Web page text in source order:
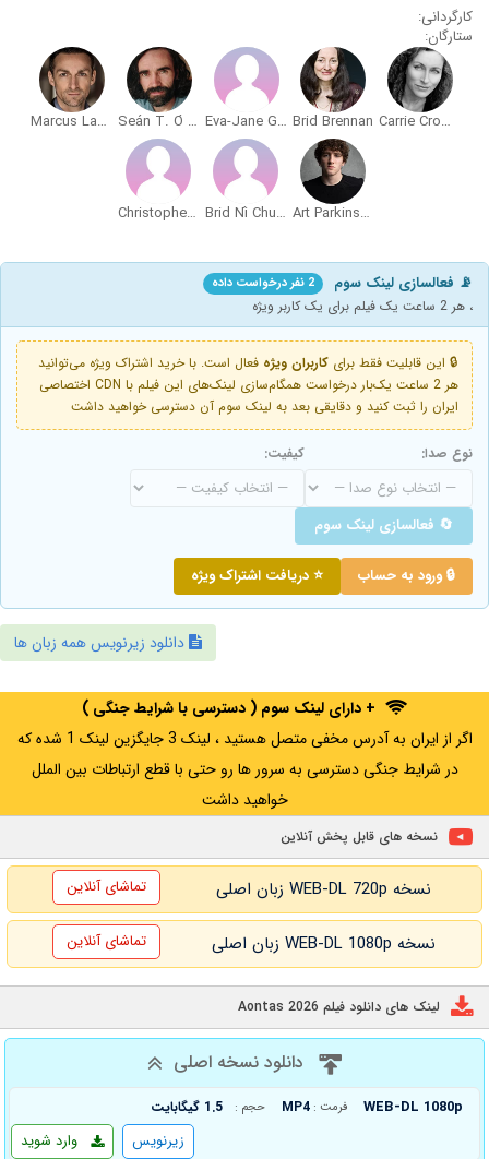
کارگردانی:
ستارگان:
Carrie Crowley
Brid Brennan
Eva-Jane Gaffney
Seán T. Ó Meallaigh
Marcus Lamb
Art Parkinson
Brid Ní Chumhaill
Christopher Grant
📡 فعالسازی لینک سوم 2 نفر درخواست داده
، هر 2 ساعت یک فیلم برای یک کاربر ویژه
🔒 این قابلیت فقط برای کاربران ویژه فعال است. با خرید اشتراک ویژه می‌توانید
هر 2 ساعت یک‌بار درخواست همگام‌سازی لینک‌های این فیلم با CDN اختصاصی
ایران را ثبت کنید و دقایقی بعد به لینک سوم آن دسترسی خواهید داشت
نوع صدا: کیفیت:
🔄 فعالسازی لینک سوم
🔒 ورود به حساب ⭐ دریافت اشتراک ویژه
دانلود زیرنویس همه زبان ها
+ دارای لینک سوم ( دسترسی با شرایط جنگی )
اگر از ایران به آدرس مخفی متصل هستید ، لینک 3 جایگزین لینک 1 شده که
در شرایط جنگی دسترسی به سرور ها رو حتی با قطع ارتباطات بین الملل
خواهید داشت
نسخه های قابل پخش آنلاین
نسخه WEB-DL 720p زبان اصلی تماشای آنلاین
نسخه WEB-DL 1080p زبان اصلی تماشای آنلاین
لینک های دانلود فیلم Aontas 2026
دانلود نسخه اصلی
WEB-DL 1080p فرمت : MP4 حجم : 1.5 گیگابایت
وارد شوید زیرنویس